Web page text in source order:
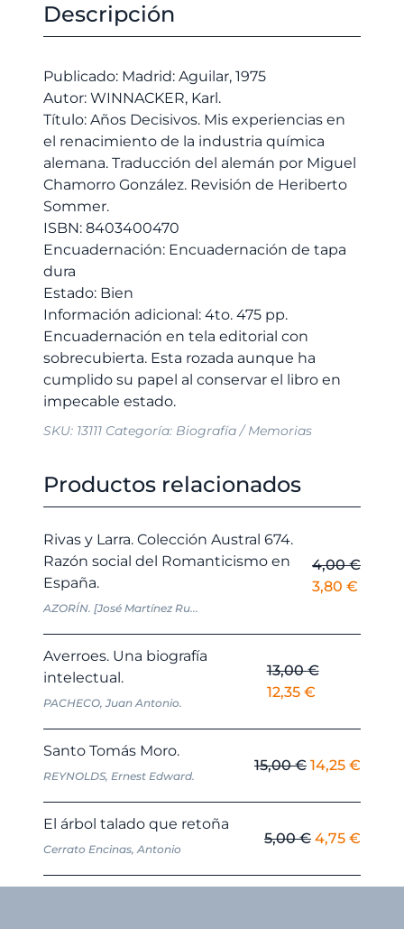
era:
es:
experiencias
renacimiento
de
la
industria
química
alemana.
Traducción
del
alemán
por
Miguel
Chamorro
González.
Revisión
de
Heriberto
Sommer.
Descripción
Publicado: Madrid: Aguilar, 1975
Autor: WINNACKER, Karl.
Título: Años Decisivos. Mis experiencias en
el renacimiento de la industria química
alemana. Traducción del alemán por Miguel
Chamorro González. Revisión de Heriberto
Sommer.
ISBN: 8403400470
Encuadernación: Encuadernación de tapa
dura
Estado: Bien
Información adicional: 4to. 475 pp.
Encuadernación en tela editorial con
sobrecubierta. Esta rozada aunque ha
cumplido su papel al conservar el libro en
SKU: 13111 Categoría: Biografía / Memorias
Productos relacionados
Rivas y Larra. Colección Austral 674.
Razón social del Romanticismo en
España.
AZORÍN. [José Martínez Ru...
4,00€
El
4,00 €.
3,80 €
Averroes. Una biografía
intelectual.
PACHECO, Juan Antonio.
13,00€
El
original
era:
13,00 €.
12,35 €El
actual
es:
12,35 €.
Santo Tomás Moro.
REYNOLDS, Ernest Edward.
15,00€ El
original
era:
15,00 €.
14,25 €
El árbol talado que retoña
Cerrato Encinas, Antonio
5,00€ El
original
4,75 €